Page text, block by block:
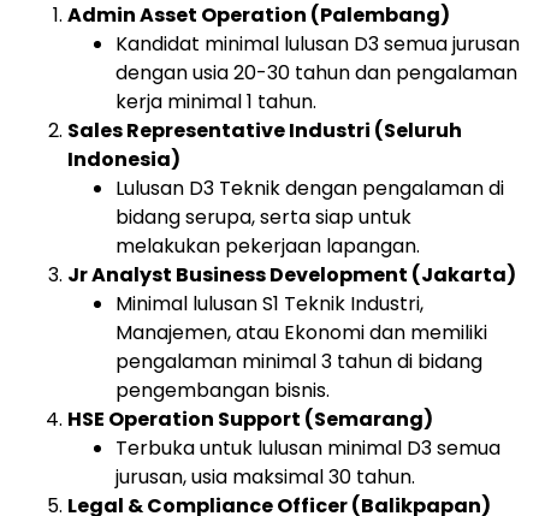
Admin Asset Operation (Palembang)
Kandidat minimal lulusan D3 semua jurusan
dengan usia 20-30 tahun dan pengalaman
kerja minimal 1 tahun.
Sales Representative Industri (Seluruh
Indonesia)
Lulusan D3 Teknik dengan pengalaman di
bidang serupa, serta siap untuk
melakukan pekerjaan lapangan.
Jr Analyst Business Development (Jakarta)
Minimal lulusan S1 Teknik Industri,
Manajemen, atau Ekonomi dan memiliki
pengalaman minimal 3 tahun di bidang
pengembangan bisnis.
HSE Operation Support (Semarang)
Terbuka untuk lulusan minimal D3 semua
jurusan, usia maksimal 30 tahun.
Legal & Compliance Officer (Balikpapan)